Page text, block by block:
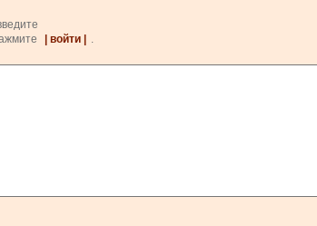
| войти |
.